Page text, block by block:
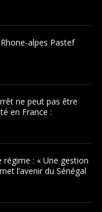
alpes Pastef
ne peut pas être
en France :
: « Une gestion
l’avenir du Sénégal